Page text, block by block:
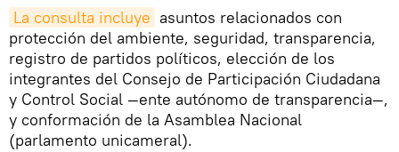
La consulta incluye asuntos relacionados con
protección del ambiente, seguridad, transparencia,
registro de partidos políticos, elección de los
integrantes del Consejo de Participación Ciudadana
y Control Social —ente autónomo de transparencia—,
y conformación de la Asamblea Nacional
(parlamento unicameral).